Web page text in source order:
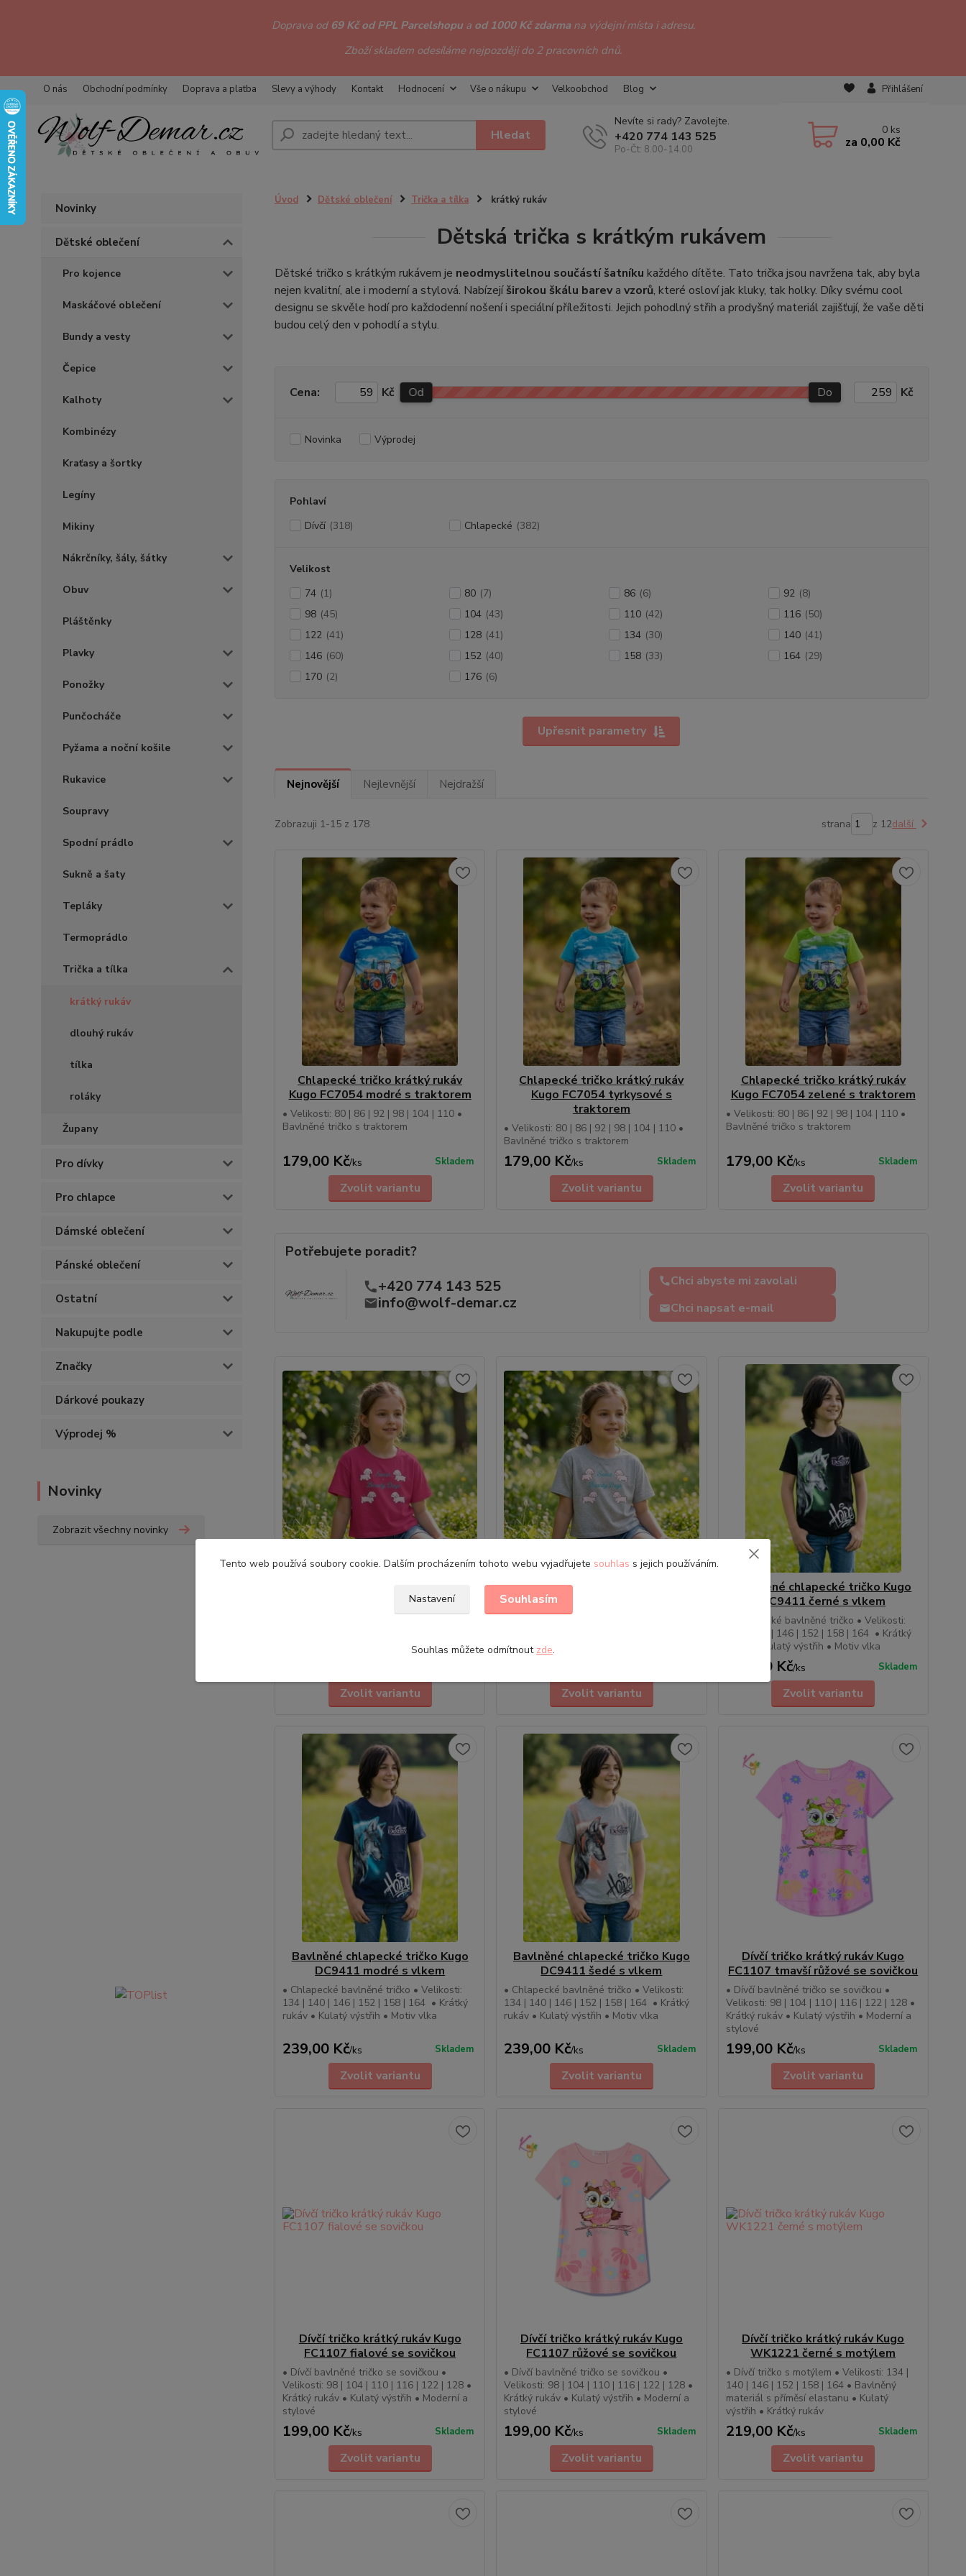
Doprava od 69 Kč od PPL Parcelshopua od 1000 Kč zdarma na výdejní místa i adresu.
Zboží skladem odesíláme nejpozději do 2 pracovních dnů.
O nás Obchodní podmínky Doprava a platba Slevy a výhody Kontakt Hodnocení Vše o nákupu Velkoobchod Blog Přihlášení
Hledat
Nevíte si rady? Zavolejte.
+420 774 143 525
Po-Čt: 8.00-14.00
0 ks
za 0,00 Kč
Novinky
Dětské oblečení
Pro kojence
Maskáčové oblečení
Bundy a vesty
Čepice
Kalhoty
Kombinézy
Kraťasy a šortky
Legíny
Mikiny
Nákrčníky, šály, šátky
Obuv
Pláštěnky
Plavky
Ponožky
Punčocháče
Pyžama a noční košile
Rukavice
Soupravy
Spodní prádlo
Sukně a šaty
Tepláky
Termoprádlo
Trička a tílka
krátký rukáv
dlouhý rukáv
tílka
roláky
Župany
Pro dívky
Pro chlapce
Dámské oblečení
Pánské oblečení
Ostatní
Nakupujte podle
Značky
Dárkové poukazy
Výprodej %
Novinky
Zobrazit všechny novinky
Úvod Dětské oblečení Trička a tílka krátký rukáv
Dětská trička s krátkým rukávem
Dětské tričko s krátkým rukávem je neodmyslitelnou součástí šatníku každého dítěte. Tato trička jsou navržena tak, aby byla
nejen kvalitní, ale i moderní a stylová. Nabízejíširokou škálu bareva vzorů, které osloví jak kluky, tak holky. Díky svému cool
designu se skvěle hodí pro každodenní nošení i speciální příležitosti. Jejich pohodlný střih a prodyšný materiál zajišťují, že vaše děti
budou celý den v pohodlí a stylu.
Upřesnit parametry
Cena: Kč Od Do Kč
Novinka Výprodej
Pohlaví
Dívčí (318) Chlapecké (382)
Velikost
74 (1) 80 (7) 86 (6) 92 (8)
98 (45) 104 (43) 110 (42) 116 (50)
122 (41) 128 (41) 134 (30) 140 (41)
146 (60) 152 (40) 158 (33) 164 (29)
170 (2) 176 (6)
Nejnovější Nejlevnější Nejdražší
Zobrazuji 1-15 z 178 strana z 12další
Chlapecké tričko krátký rukáv
Kugo FC7054 modré s traktorem
• Velikosti: 80 | 86 | 92 | 98 | 104 | 110 •
Bavlněné tričko s traktorem
179,00 Kč/ks Skladem
Zvolit variantu
Chlapecké tričko krátký rukáv
Kugo FC7054 tyrkysové s
traktorem
• Velikosti: 80 | 86 | 92 | 98 | 104 | 110 •
Bavlněné tričko s traktorem
179,00 Kč/ks Skladem
Zvolit variantu
Chlapecké tričko krátký rukáv
Kugo FC7054 zelené s traktorem
• Velikosti: 80 | 86 | 92 | 98 | 104 | 110 •
Bavlněné tričko s traktorem
179,00 Kč/ks Skladem
Zvolit variantu
Potřebujete poradit?
+420 774 143 525
info@wolf-demar.cz
Chci abyste mi zavolali
Chci napsat e-mail
MC9880 růžové
Zvolit variantu
Stylové dívčí crop top tričko Kugo
rukávem
Zvolit variantu
Bavlněné chlapecké tričko Kugo
DC9411 černé s vlkem
• Chlapecké bavlněné tričko • Velikosti:
134 | 140 | 146 | 152 | 158 | 164 • Krátký
rukáv • Kulatý výstřih • Motiv vlka
239,00 Kč/ks Skladem
Zvolit variantu
Bavlněné chlapecké tričko Kugo
DC9411 modré s vlkem
• Chlapecké bavlněné tričko • Velikosti:
134 | 140 | 146 | 152 | 158 | 164 • Krátký
rukáv • Kulatý výstřih • Motiv vlka
239,00 Kč/ks Skladem
Zvolit variantu
Bavlněné chlapecké tričko Kugo
DC9411 šedé s vlkem
• Chlapecké bavlněné tričko • Velikosti:
134 | 140 | 146 | 152 | 158 | 164 • Krátký
rukáv • Kulatý výstřih • Motiv vlka
239,00 Kč/ks Skladem
Zvolit variantu
Dívčí tričko krátký rukáv Kugo
FC1107 tmavší růžové se sovičkou
• Dívčí bavlněné tričko se sovičkou •
Velikosti: 98 | 104 | 110 | 116 | 122 | 128 •
Krátký rukáv • Kulatý výstřih • Moderní a
stylové
199,00 Kč/ks Skladem
Zvolit variantu
Dívčí tričko krátký rukáv Kugo
FC1107 fialové se sovičkou
• Dívčí bavlněné tričko se sovičkou •
Velikosti: 98 | 104 | 110 | 116 | 122 | 128 •
Krátký rukáv • Kulatý výstřih • Moderní a
stylové
199,00 Kč/ks Skladem
Zvolit variantu
Dívčí tričko krátký rukáv Kugo
FC1107 růžové se sovičkou
• Dívčí bavlněné tričko se sovičkou •
Velikosti: 98 | 104 | 110 | 116 | 122 | 128 •
Krátký rukáv • Kulatý výstřih • Moderní a
stylové
199,00 Kč/ks Skladem
Zvolit variantu
Dívčí tričko krátký rukáv Kugo
WK1221 černé s motýlem
• Dívčí tričko s motýlem • Velikosti: 134 |
140 | 146 | 152 | 158 | 164 • Bavlněný
materiál s příměsí elastanu • Kulatý
výstřih • Krátký rukáv
219,00 Kč/ks Skladem
Zvolit variantu
Tento web používá soubory cookie. Dalším procházením tohoto webu vyjadřujete souhlas s jejich používáním.
Nastavení Souhlasím
Souhlas můžete odmítnout zde.